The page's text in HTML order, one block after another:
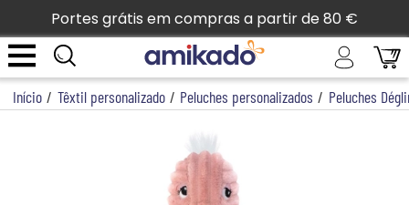
Portes grátis em compras a partir de 80 €
Início / Têxtil personalizado / Peluches personalizados / Peluches